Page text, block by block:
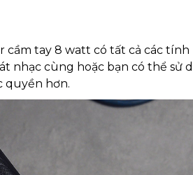
tay 8 watt có tất cả các
cùng hoặc bạn có thể sử
quyền hơn.